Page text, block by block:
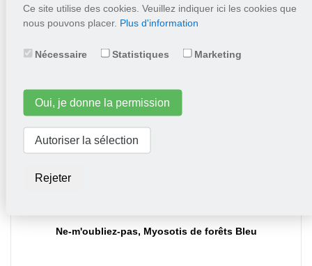
Ce site utilise des cookies. Veuillez indiquer ici les cookies que
nous pouvons placer. Plus d'information
Nécessaire Statistiques Marketing
Oui, je donne la permission
Autoriser la sélection
Rejeter
2,25
Mettez dans le panier
Ne-m'oubliez-pas, Myosotis de forêts Bleu